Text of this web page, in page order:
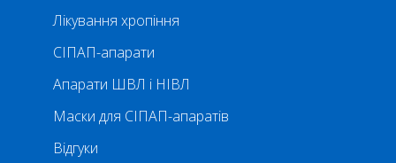
Лікування хропіння
СІПАП-апарати
Апарати ШВЛ і НІВЛ
Маски для СІПАП-апаратів
Відгуки